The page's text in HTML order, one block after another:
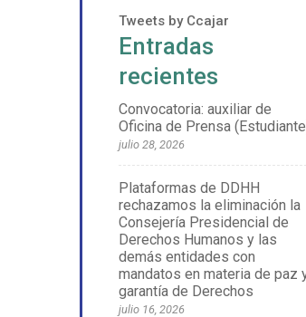
Tweets by Ccajar
Entradas
recientes
Convocatoria: auxiliar de
Oficina de Prensa
julio 28, 2026
Plataformas de DDHH
rechazamos la eliminación la
Consejería Presidencial de
Derechos Humanos y las
demás entidades con
mandatos en materia de paz
garantía de Derechos
julio 16, 2026